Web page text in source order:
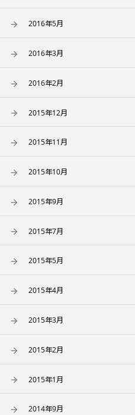
2016年5月
2016年3月
2016年2月
2015年12月
2015年11月
2015年10月
2015年9月
2015年7月
2015年5月
2015年4月
2015年3月
2015年2月
2015年1月
2014年9月